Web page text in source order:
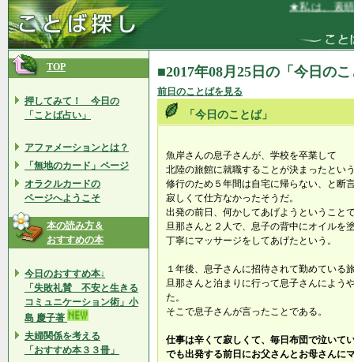
★私は、素晴
TOP
押してみて！ 今日の
「ことば占い」
アファメーションとは？
「無地のカード」ページ
オラクルカードの
ページへようこそ
本の読み方＆
おすすめの本
今日のおすすめ本↓
「失敗礼賛 不安と生きる
コミュニケーション術」小
島 慶子著
夫婦関係を考える
「おすすめ本３３冊」
■2017年08月25日の「今日の
前日のことばを見る
「今日のことば」
魚岸さんの息子さんが、学校を卒業して
北陸の旅館に就職することが決まったとい
修行のため５年間は自宅に帰らない、と断
寂しくて仕方なかったそうだ。
出発の前日、何かしてあげようということ
旦那さんと２人で、息子の背中にオイルを
丁寧にマッサージをしてあげたという。
１年後、息子さんに招待されて勤めている
旦那さんと泊まりに行って息子さんによう
た。
そこで息子さんが言ったことである。
仕事は辛くて寂しくて、毎日布団で泣いて
でも出発する前日にお父さんとお母さんに